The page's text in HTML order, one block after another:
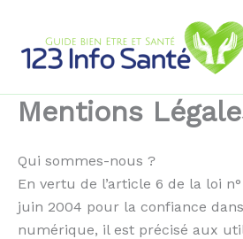
contenu
Mentions
Qui sommes-nous ?
En vertu de l’article 6 de la loi
juin 2004 pour la confiance dans
numérique, il est précisé aux